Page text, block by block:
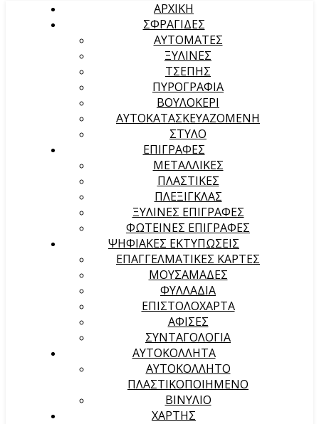
ΑΡΧΙΚΉ
ΣΦΡΑΓΙΔΕΣ
ΑΥΤΟΜΑΤΕΣ
ΞΥΛΙΝΕΣ
ΤΣΕΠΗΣ
ΠΥΡΟΓΡΑΦΙΑ
ΒΟΥΛΟΚΕΡΙ
ΑΥΤΟΚΑΤΑΣΚΕΥΑΖΟΜΕΝΗ
ΣΤΥΛΟ
ΕΠΙΓΡΑΦΕΣ
ΜΕΤΑΛΛΙΚΕΣ
ΠΛΑΣΤΙΚΕΣ
ΠΛΕΞΙΓΚΛΑΣ
ΞΥΛΙΝΕΣ ΕΠΙΓΡΑΦΕΣ
ΦΩΤΕΙΝΕΣ ΕΠΙΓΡΑΦΕΣ
ΨΗΦΙΑΚΕΣ ΕΚΤΥΠΩΣΕΙΣ
ΕΠΑΓΓΕΛΜΑΤΙΚΕΣ ΚΑΡΤΕΣ
ΜΟΥΣΑΜΑΔΕΣ
ΦΥΛΛΑΔΙΑ
ΕΠΙΣΤΟΛΟΧΑΡΤΑ
ΑΦΙΣΕΣ
ΣΥΝΤΑΓΟΛΟΓΙΑ
ΑΥΤΟΚΟΛΛΗΤΑ
ΑΥΤΟΚΟΛΛΗΤΟ
ΠΛΑΣΤΙΚΟΠΟΙΗΜΕΝΟ
ΒΙΝΥΛΙΟ
ΧΑΡΤΗΣ